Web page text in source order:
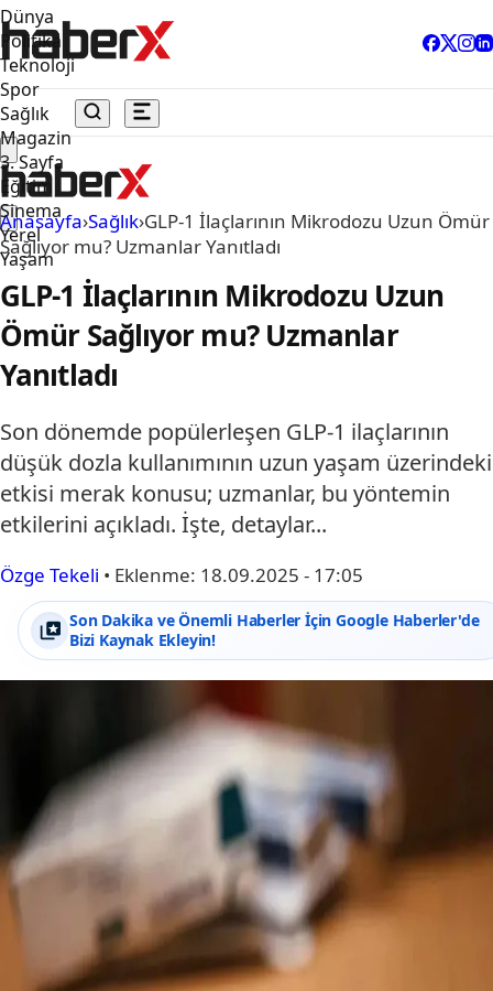
Dünya
Politika
Teknoloji
Spor
Sağlık
Magazin
3. Sayfa
Eğitim
Sinema
Yerel
Yaşam
Anasayfa›Sağlık›GLP-1 İlaçlarının Mikrodozu Uzun Ömür
Sağlıyor mu? Uzmanlar Yanıtladı
GLP-1 İlaçlarının Mikrodozu Uzun
Ömür Sağlıyor mu? Uzmanlar
Yanıtladı
Son dönemde popülerleşen GLP-1 ilaçlarının
düşük dozla kullanımının uzun yaşam üzerindeki
etkisi merak konusu; uzmanlar, bu yöntemin
etkilerini açıkladı. İşte, detaylar...
Özge Tekeli • Eklenme: 18.09.2025 - 17:05
Son Dakika ve Önemli Haberler İçin Google Haberler'de
Bizi Kaynak Ekleyin!